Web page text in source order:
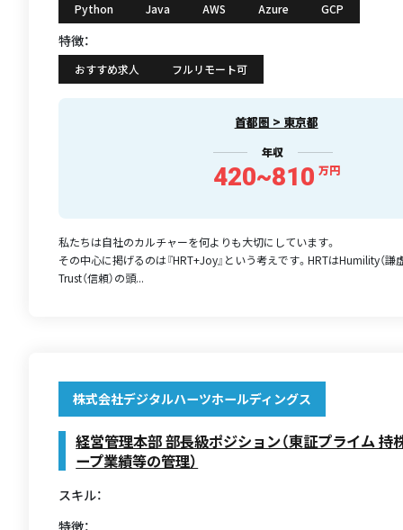
Python Java AWS Azure GCP
特徴：
おすすめ求人 フルリモート可
首都圏 > 東京都
年収
420~810 万円
私たちは自社のカルチャーを何よりも大切にしています。
その中心に掲げるのは『HRT+Joy』という考えです。HRTはHumility（謙虚
Trust（信頼）の頭...
株式会社デジタルハーツホールディングス
経営管理本部 部長級ポジション（東証プライム 持
ープ業績等の管理）
スキル：